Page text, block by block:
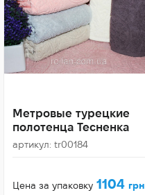
Метровые турецкие
полотенца Тесненка
артикул: tr00184
Цена за упаковку 1104 грн